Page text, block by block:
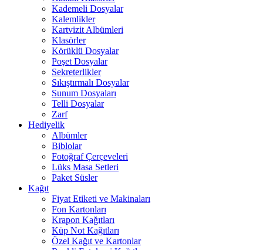
Kademeli Dosyalar
Kalemlikler
Kartvizit Albümleri
Klasörler
Körüklü Dosyalar
Poşet Dosyalar
Sekreterlikler
Sıkıştırmalı Dosyalar
Sunum Dosyaları
Telli Dosyalar
Zarf
Hediyelik
Albümler
Biblolar
Fotoğraf Çerçeveleri
Lüks Masa Setleri
Paket Süsler
Kağıt
Fiyat Etiketi ve Makinaları
Fon Kartonları
Krapon Kağıtları
Küp Not Kağıtları
Özel Kağıt ve Kartonlar